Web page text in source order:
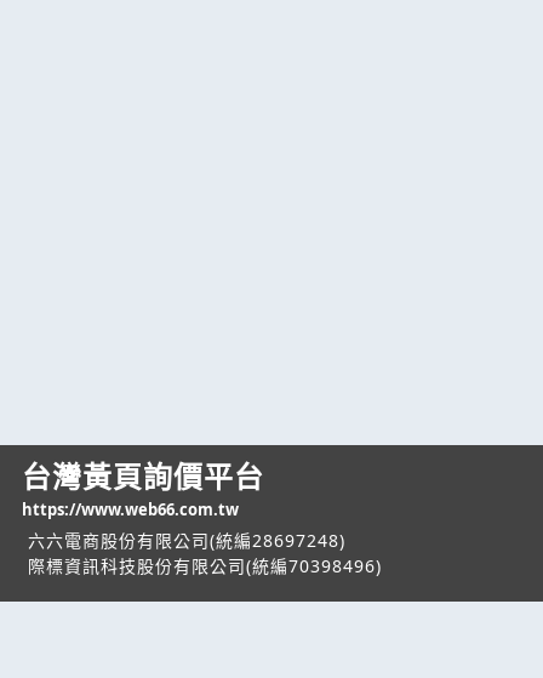
台灣黃頁詢價平台
https://www.web66.com.tw
六六電商股份有限公司(統編28697248)
際標資訊科技股份有限公司(統編70398496)